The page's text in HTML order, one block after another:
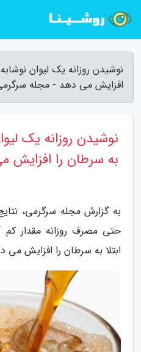
نوشیدن روزانه یک لیوان
افزایش می دهد - مجله
نوشیدن روزانه یک
به سرطان را افزایش
به گزارش مجله سرگرمی،
حتی مصرف روزانه مقدار کم
ابتلا به سرطان را افزایش می